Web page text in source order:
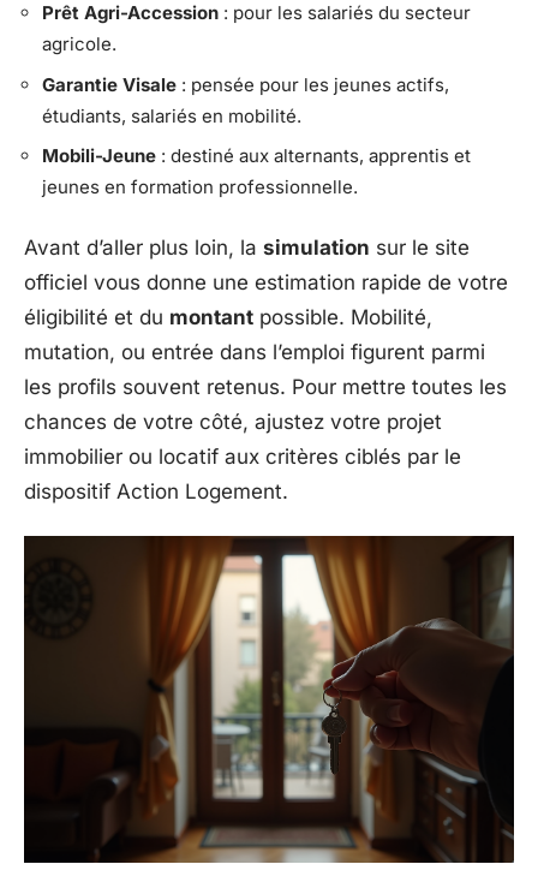
Prêt Agri-Accession : pour les salariés du secteur
agricole.
Garantie Visale : pensée pour les jeunes actifs,
étudiants, salariés en mobilité.
Mobili-Jeune : destiné aux alternants, apprentis et
jeunes en formation professionnelle.
Avant d’aller plus loin, la simulation sur le site
officiel vous donne une estimation rapide de votre
éligibilité et du montant possible. Mobilité,
mutation, ou entrée dans l’emploi figurent parmi
les profils souvent retenus. Pour mettre toutes les
chances de votre côté, ajustez votre projet
immobilier ou locatif aux critères ciblés par le
dispositif Action Logement.